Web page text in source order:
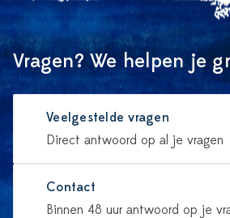
Vragen? We helpen je
Veelgestelde vragen
Direct antwoord op al je vragen
Contact
Binnen 48 uur antwoord op je